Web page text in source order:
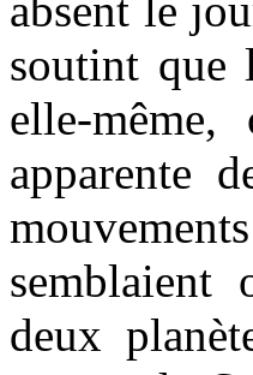
soutint que
elle-
apparente
semblaient
deux